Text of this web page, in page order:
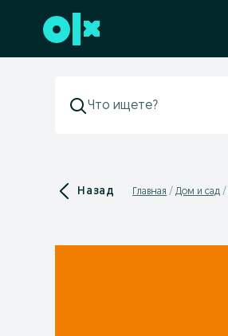
Перейти к нижнему колонтитулу
Назад Главная Дом и сад